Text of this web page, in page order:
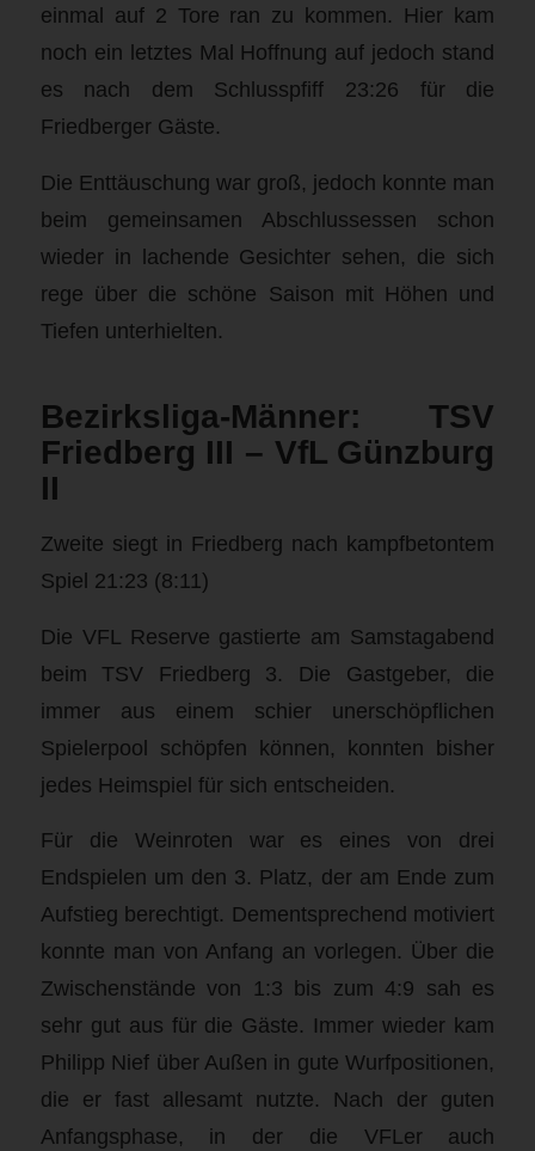
einmal auf 2 Tore ran zu kommen. Hier kam
noch ein letztes Mal Hoffnung auf jedoch stand
es nach dem Schlusspfiff 23:26 für die
Friedberger Gäste.
Die Enttäuschung war groß, jedoch konnte man
beim gemeinsamen Abschlussessen schon
wieder in lachende Gesichter sehen, die sich
rege über die schöne Saison mit Höhen und
Tiefen unterhielten.
Bezirksliga-Männer: TSV
Friedberg III – VfL Günzburg
II
Zweite siegt in Friedberg nach kampfbetontem
Spiel 21:23 (8:11)
Die VFL Reserve gastierte am Samstagabend
beim TSV Friedberg 3. Die Gastgeber, die
immer aus einem schier unerschöpflichen
Spielerpool schöpfen können, konnten bisher
jedes Heimspiel für sich entscheiden.
Für die Weinroten war es eines von drei
Endspielen um den 3. Platz, der am Ende zum
Aufstieg berechtigt. Dementsprechend motiviert
konnte man von Anfang an vorlegen. Über die
Zwischenstände von 1:3 bis zum 4:9 sah es
sehr gut aus für die Gäste. Immer wieder kam
Philipp Nief über Außen in gute Wurfpositionen,
die er fast allesamt nutzte. Nach der guten
Anfangsphase, in der die VFLer auch